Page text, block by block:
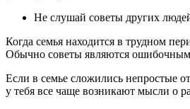
Не слушай советы других
Когда семья находится в трудном
Обычно советы являются
Если в семье сложились непростые
у тебя все чаще возникают мысли о